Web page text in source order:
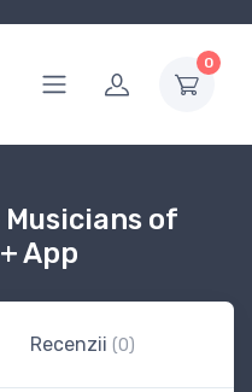
0
of
App
Recenzii (0)